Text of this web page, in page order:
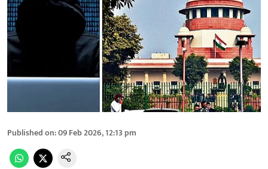
Published on:09 Feb 2026, 12:13 pm